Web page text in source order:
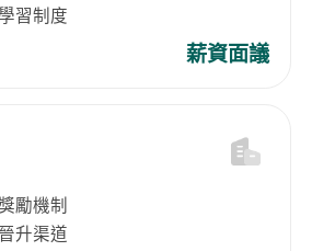
習制度
薪資面議
勵機制
升渠道